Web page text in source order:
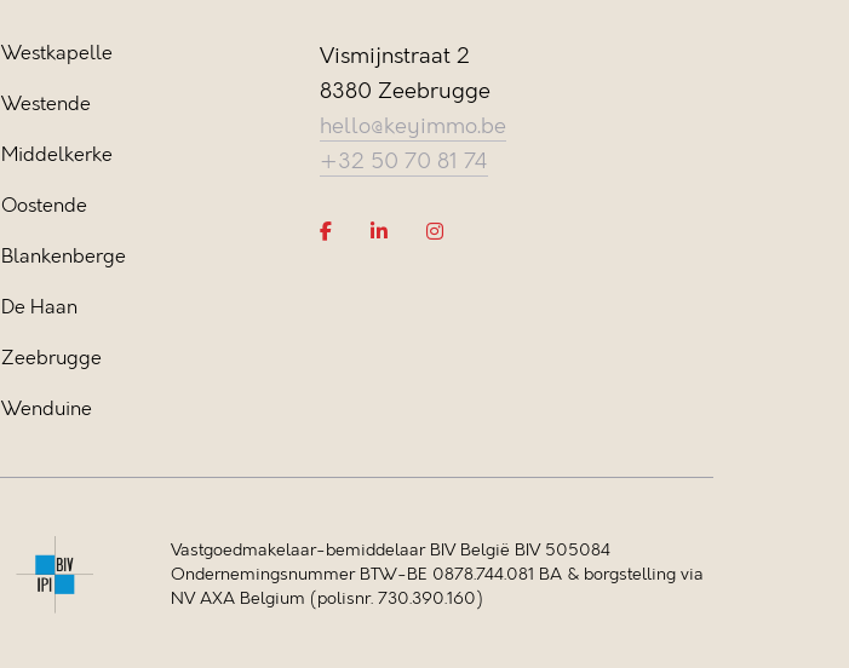
Westkapelle
Westende
Middelkerke
Oostende
Blankenberge
De Haan
Zeebrugge
Wenduine
Vismijnstraat 2
8380 Zeebrugge
hello@keyimmo.be
+32 50 70 81 74
Vastgoedmakelaar-bemiddelaar BIV België BIV 505084
Ondernemingsnummer BTW-BE 0878.744.081 BA & borgstelling via
NV AXA Belgium (polisnr. 730.390.160)